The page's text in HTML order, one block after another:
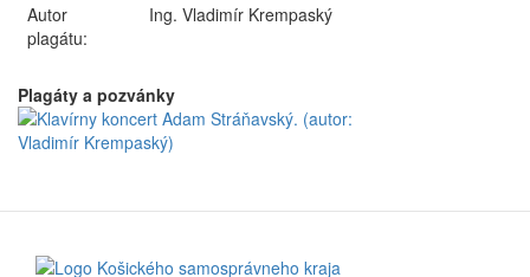
Autor
plagátu:
Ing. Vladimír Krempaský
Plagáty a pozvánky